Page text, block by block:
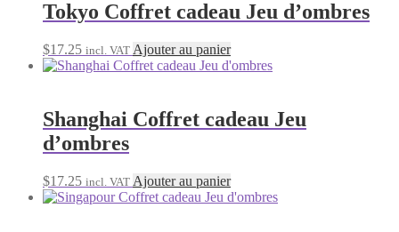
Tokyo Coffret cadeau Jeu d’ombres
$17.25 incl. VAT Ajouter au panier
Shanghai Coffret cadeau Jeu
d’ombres
$17.25 incl. VAT Ajouter au panier